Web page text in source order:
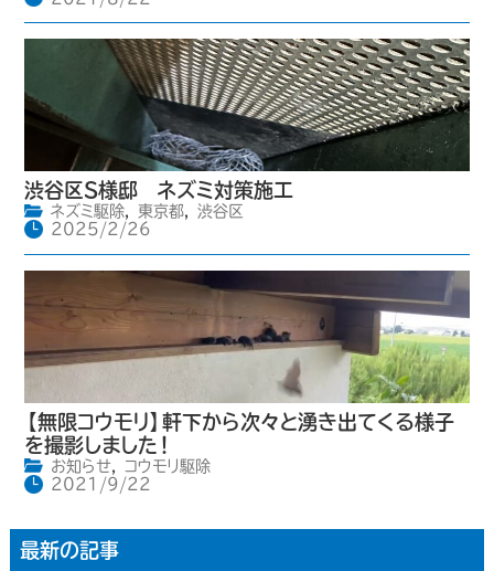
渋谷区S様邸 ネズミ対策施工
ネズミ駆除, 東京都,
渋谷区
2025/2/26
【無限コウモリ】軒下から次々と湧き出てくる様子
を撮影しました！
お知らせ,
コウモリ駆除
2021/9/22
最新の記事